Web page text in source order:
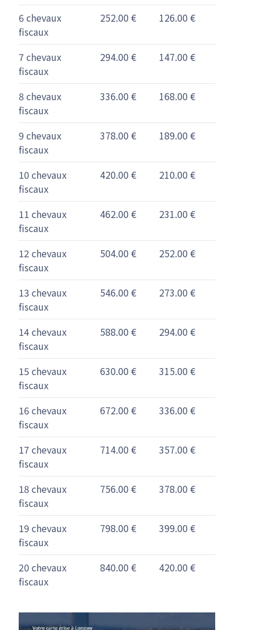
6 chevaux
fiscaux
252.00 € 126.00 €
7 chevaux
fiscaux
294.00 € 147.00 €
8 chevaux
fiscaux
336.00 € 168.00 €
9 chevaux
fiscaux
378.00 € 189.00 €
10 chevaux
fiscaux
420.00 € 210.00 €
11 chevaux
fiscaux
462.00 € 231.00 €
12 chevaux
fiscaux
504.00 € 252.00 €
13 chevaux
fiscaux
546.00 € 273.00 €
14 chevaux
fiscaux
588.00 € 294.00 €
15 chevaux
fiscaux
630.00 € 315.00 €
16 chevaux
fiscaux
672.00 € 336.00 €
17 chevaux
fiscaux
714.00 € 357.00 €
18 chevaux
fiscaux
756.00 € 378.00 €
19 chevaux
fiscaux
798.00 € 399.00 €
20 chevaux
fiscaux
840.00 € 420.00 €